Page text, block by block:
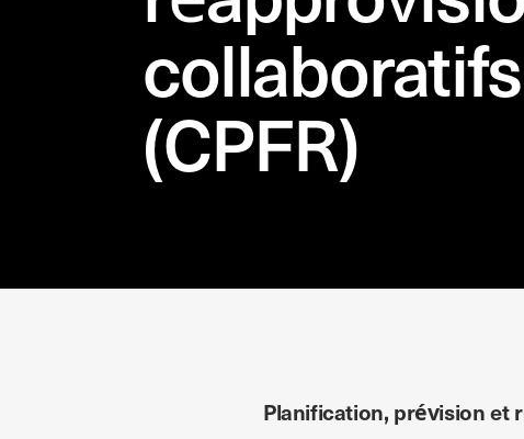
collaboratifs
(CPFR)
Planification, prévision et